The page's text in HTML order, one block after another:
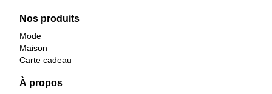
Nos produits
Mode
Maison
Carte cadeau
À propos